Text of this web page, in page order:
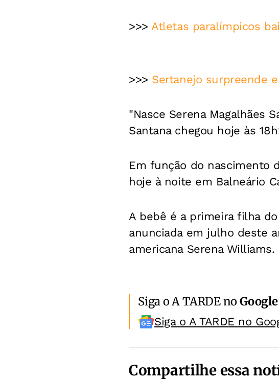
>>> Atletas paralímpicos
>>> Sertanejo surpreende
"Nasce Serena Magalhães
Santana chegou hoje às
Em função do nascimento
hoje à noite em Balneário
A bebê é a primeira filha
anunciada em julho deste
americana Serena Williams.
Siga o A TARDE no
Siga o A TARDE no
Compartilhe essa